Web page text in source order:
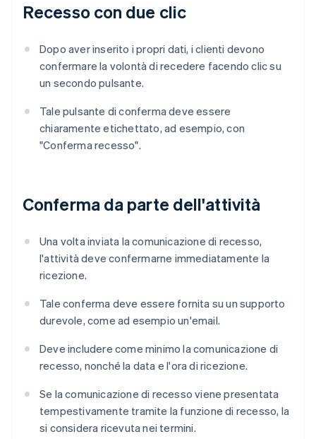
Recesso con due clic
Dopo aver inserito i propri dati, i clienti devono
confermare la volontà di recedere facendo clic su
un secondo pulsante.
Tale pulsante di conferma deve essere
chiaramente etichettato, ad esempio, con
"Conferma recesso".
Conferma da parte dell'attività
Una volta inviata la comunicazione di recesso,
l'attività deve confermarne immediatamente la
ricezione.
Tale conferma deve essere fornita su un supporto
durevole, come ad esempio un'email.
Deve includere come minimo la comunicazione di
recesso, nonché la data e l'ora di ricezione.
Se la comunicazione di recesso viene presentata
tempestivamente tramite la funzione di recesso, la
si considera ricevuta nei termini.